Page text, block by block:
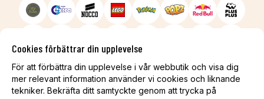
Cookies förbättrar din upplevelse
För att förbättra din upplevelse i vår webbutik och visa dig
mer relevant information använder vi cookies och liknande
tekniker. Bekräfta ditt samtyckte genom att trycka på